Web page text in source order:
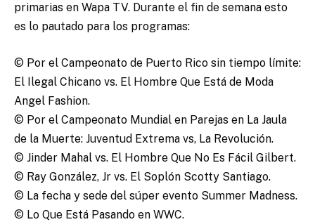
primarias en Wapa TV. Durante el fin de semana esto
es lo pautado para los programas:
© Por el Campeonato de Puerto Rico sin tiempo límite:
El Ilegal Chicano vs. El Hombre Que Está de Moda
Angel Fashion.
© Por el Campeonato Mundial en Parejas en La Jaula
de la Muerte: Juventud Extrema vs, La Revolución.
© Jinder Mahal vs. El Hombre Que No Es Fácil Gilbert.
© Ray González, Jr vs. El Soplón Scotty Santiago.
© La fecha y sede del súper evento Summer Madness.
© Lo Que Está Pasando en WWC.